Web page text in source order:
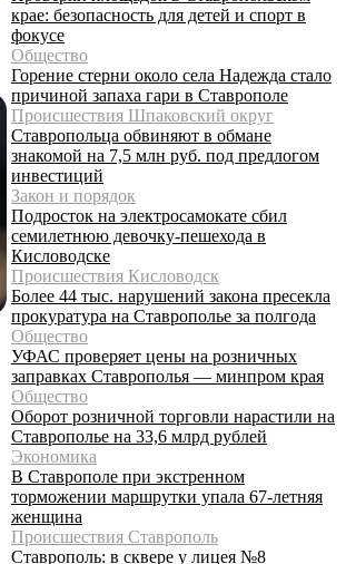
крае: безопасность для детей и спорт в
фокусе
Общество
Горение стерни около села Надежда стало
причиной запаха гари в Ставрополе
Происшествия Шпаковский округ
Ставропольца обвиняют в обмане
знакомой на 7,5 млн руб. под предлогом
инвестиций
Закон и порядок
Подросток на электросамокате сбил
семилетнюю девочку-пешехода в
Кисловодске
Происшествия Кисловодск
Более 44 тыс. нарушений закона пресекла
прокуратура на Ставрополье за полгода
Общество
УФАС проверяет цены на розничных
заправках Ставрополья — минпром края
Общество
Оборот розничной торговли нарастили на
Ставрополье на 33,6 млрд рублей
Экономика
В Ставрополе при экстренном
торможении маршрутки упала 67-летняя
женщина
Происшествия Ставрополь
Ставрополь: в сквере у лицея №8